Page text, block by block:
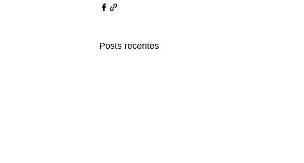
Posts recentes